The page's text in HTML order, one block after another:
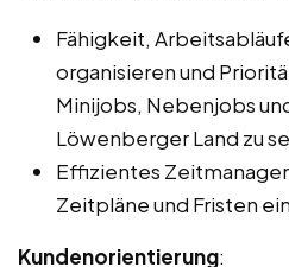
Fähigkeit,
organisieren und
Minijobs, Nebenjobs
Löwenberger Land zu
Effizientes
Zeitpläne und Fristen
Kundenorientierung: